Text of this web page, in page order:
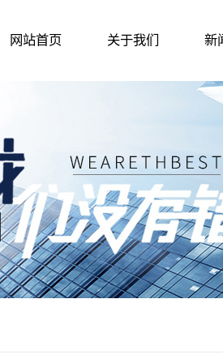
网站首页 关于我们 新